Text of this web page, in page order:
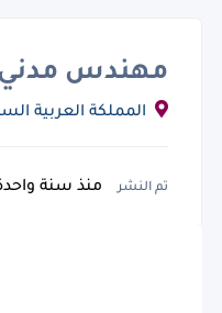
مهندس مدني
تم النشر منذ سنة